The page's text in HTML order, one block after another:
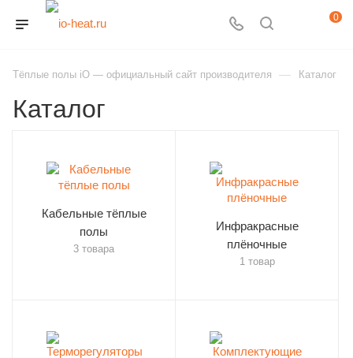
0
Тёплые полы iO — официальный сайт производителя — Каталог
Каталог
Кабельные тёплые
полы
3 товара
Инфракрасные
плёночные
1 товар